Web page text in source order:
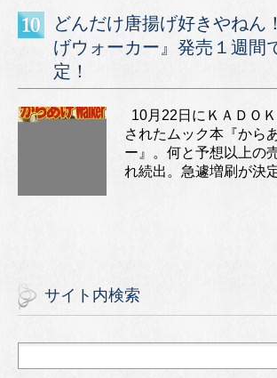
どんだけ唐揚げ好きやねん
げウォーカー』発売１週間
定！
10月22日にＫＡＤＯ
されたムック本『から
ー』。何と予想以上の
れ続出。急遽増刷が決
サイト内検索